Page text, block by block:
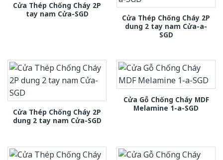
Cửa Thép Chống Cháy 2P
tay nam Cửa-SGD
Cửa Thép Chống Cháy 2P
dung 2 tay nam Cửa-a-
SGD
Cửa Thép Chống Cháy 2P
dung 2 tay nam Cửa-SGD
Cửa Gỗ Chống Cháy MDF
Melamine 1-a-SGD